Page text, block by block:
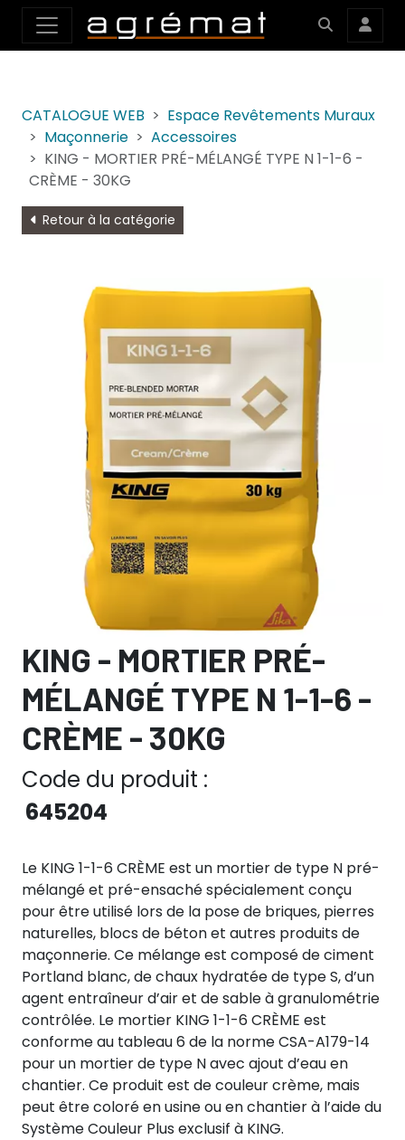
CATALOGUE WEB
Espace Revêtements Muraux
Maçonnerie
Accessoires
KING - MORTIER PRÉ-MÉLANGÉ TYPE N 1-1-6 -
CRÈME - 30KG
Retour à la catégorie
KING - MORTIER PRÉ-
MÉLANGÉ TYPE N 1-1-6 -
CRÈME - 30KG
Code du produit :
645204
Le KING 1-1-6 CRÈME est un mortier de type N pré-
mélangé et pré-ensaché spécialement conçu
pour être utilisé lors de la pose de briques, pierres
naturelles, blocs de béton et autres produits de
maçonnerie. Ce mélange est composé de ciment
Portland blanc, de chaux hydratée de type S, d’un
agent entraîneur d’air et de sable à granulométrie
contrôlée. Le mortier KING 1-1-6 CRÈME est
conforme au tableau 6 de la norme CSA-A179-14
pour un mortier de type N avec ajout d’eau en
chantier. Ce produit est de couleur crème, mais
peut être coloré en usine ou en chantier à l’aide du
Système Couleur Plus exclusif à KING.